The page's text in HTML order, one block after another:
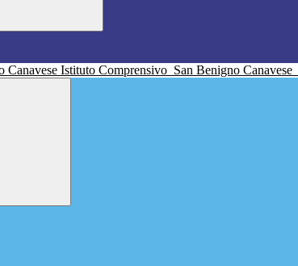
Istituto Comprensivo San Benigno Canavese